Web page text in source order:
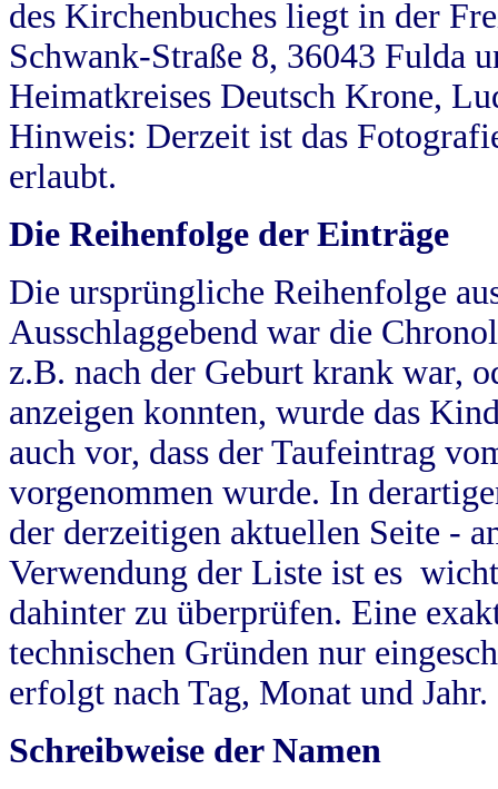
des Kirchenbuches liegt in der
Schwank-Straße 8, 36043 Fulda
Heimatkreises Deutsch Krone,
Hinweis: Derzeit ist das
erlaubt.
Die Reihenfolge der Einträge
Die ursprüngliche Reihenfolge
Ausschlaggebend war die
z.B. nach der Geburt krank war,
anzeigen konnten, wurde das
auch vor, dass der Taufeintrag
vorgenommen wurde. In
der derzeitigen aktuellen Seite -
Verwendung der Liste ist es
dahinter zu überprüfen. Eine
technischen Gründen nur
erfolgt nach Tag, Monat und Jahr.
Schreibweise der Namen